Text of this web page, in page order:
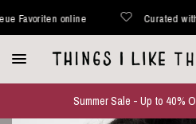
online Curated with
Summer Sale - Up to 40%